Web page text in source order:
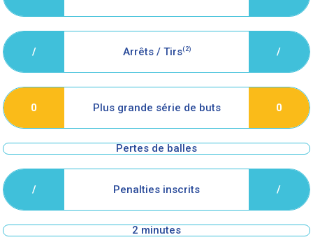
/ Arrêts / Tirs(2) /
0 Plus grande série de buts 0
Pertes de balles
/ Penalties inscrits /
2 minutes